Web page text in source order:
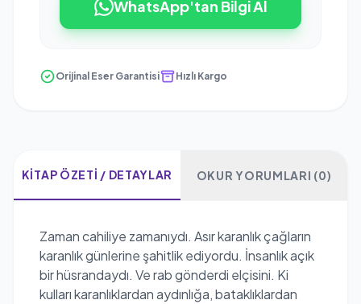
WhatsApp'tan Bilgi Al
Orijinal Eser Garantisi Hızlı Kargo
KITAP ÖZETI / DETAYLAR OKUR YORUMLARI (0)
Zaman cahiliye zamanıydı. Asır karanlık çağların
karanlık günlerine şahitlik ediyordu. İnsanlık açık
bir hüsrandaydı. Ve rab gönderdi elçisini. Ki
kulları karanlıklardan aydınlığa, bataklıklardan